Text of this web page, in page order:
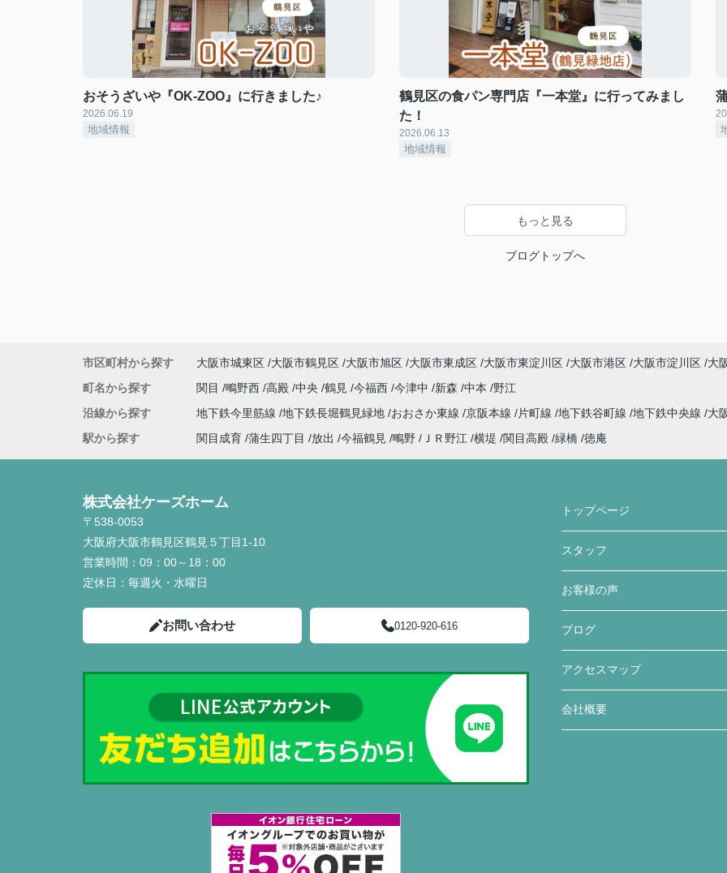
おそうざいや『OK-ZOO』に行きました♪
2026.06.19
地域情報
鶴見区の食パン専門店『一本堂』に行ってみまし
た！
2026.06.13
地域情報
もっと見る
ブログトップへ
市区町村から探す 大阪市城東区 大阪市鶴見区 大阪市旭区 大阪市東成区 大阪市東淀川区 大阪市港区 大阪市淀川区 大
町名から探す
関目 鴫野西 高殿 中央 鶴見 今福西 今津中 新森 中本
野江
沿線から探す
地下鉄今里筋線 地下鉄長堀鶴見緑地 おおさか東線 京阪本線 片町線 地下鉄谷町線 地下鉄中央線
大
駅から探す
関目成育 蒲生四丁目 放出 今福鶴見 鴫野 ＪＲ野江 横堤 関目高殿 緑橋 徳庵
株式会社ケーズホーム
〒538-0053
大阪府大阪市鶴見区鶴見５丁目1-10
営業時間： 09：00～18：00
定休日： 毎週火・水曜日
お問い合わせ 0120-920-616
トップページ
スタッフ
お客様の声
ブログ
アクセスマップ
会社概要